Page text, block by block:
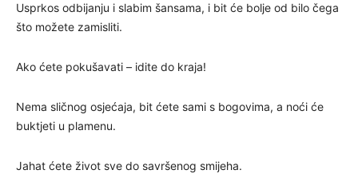
Usprkos odbijanju i slabim šansama, i bit će bolje od bilo čega
što možete zamisliti.
Ako ćete pokušavati – idite do kraja!
Nema sličnog osjećaja, bit ćete sami s bogovima, a noći će
buktjeti u plamenu.
Jahat ćete život sve do savršenog smijeha.